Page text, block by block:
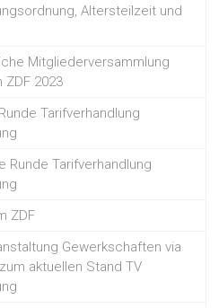
Altersteilzeit und
Mitgliederversammlung
ZDF 2023
Tarifverhandlung
Runde Tarifverhandlung
ZDF
Gewerkschaften via
aktuellen Stand TV